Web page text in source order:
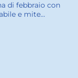
di febbraio con
e mite...